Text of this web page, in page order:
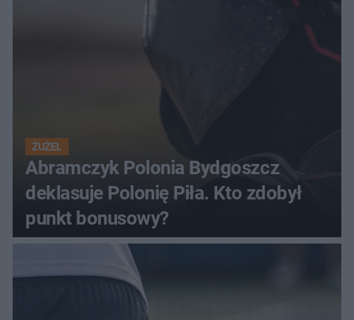
ŻUŻEL
Abramczyk Polonia Bydgoszcz
deklasuje Polonię Piła. Kto zdobył
punkt bonusowy?